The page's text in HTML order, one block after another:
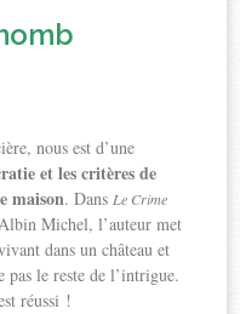
nous est d’une
et les critères de
maison. DansLe Crime
Michel, l’auteur met
dans un château et
pas le reste de l’intrigue.
réussi !